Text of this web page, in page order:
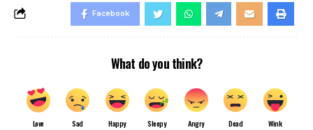
Facebook
What do you think?
Love Sad Happy Sleepy Angry Dead Wink